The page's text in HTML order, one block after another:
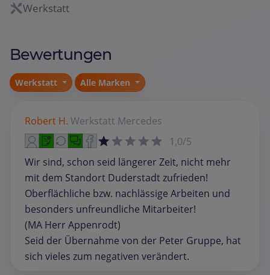
Werkstatt
Bewertungen
Werkstatt Alle Marken
Robert H. Werkstatt Mercedes
1,0/5
Wir sind, schon seid längerer Zeit, nicht mehr
mit dem Standort Duderstadt zufrieden!
Oberflächliche bzw. nachlässige Arbeiten und
besonders unfreundliche Mitarbeiter!
(MA Herr Appenrodt)
Seid der Übernahme von der Peter Gruppe, hat
sich vieles zum negativen verändert.